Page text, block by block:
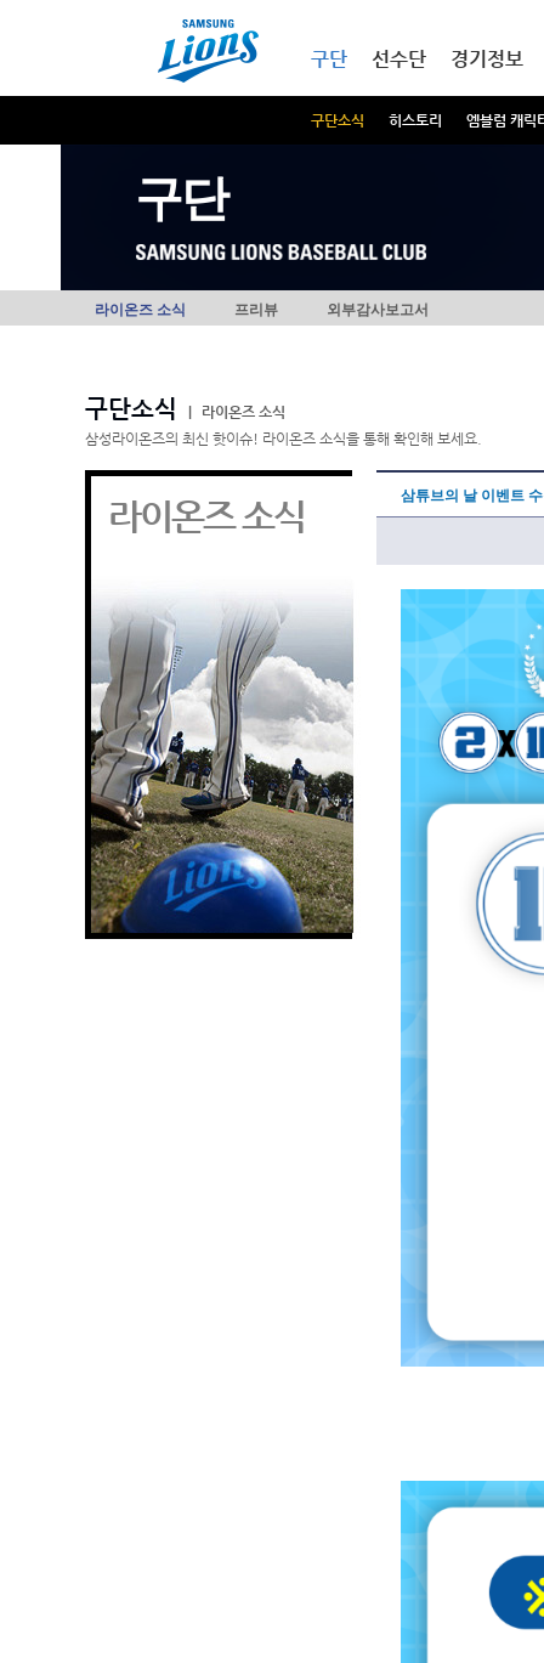
구단
구단소식 히스토리 엠블럼 캐릭
선수단 경기정보
구단
라이온즈 소식 프리뷰 외부감사보고서
구단소식
라이온즈 소식
삼성라이온즈의 최신 핫이슈! 라이온즈 소식을 통해 확인해 보세요.
라이온즈 소식 삼튜브의 날 이벤트